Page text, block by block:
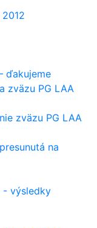
ďakujeme
zväzu PG LAA
zväzu PG LAA
na
- výsledky